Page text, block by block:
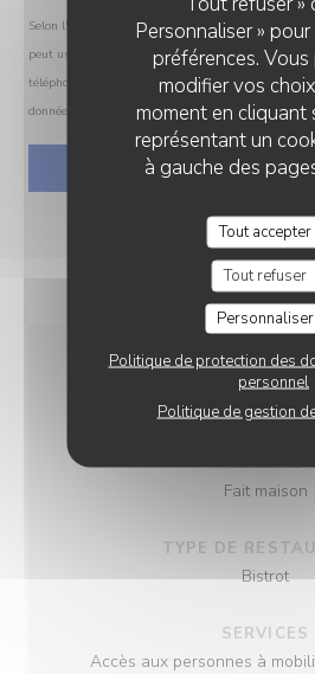
Personnaliser »
préférences.
modifier vos
moment en cliquant
représentant un
à gauche des
Tout accepter
Tout refuser
Personnaliser
Politique de protection des
personnel
Politique de gestion
Selon l'article L.223-2 du code de la
peut user de son droit à s'inscrire sur la liste
téléphonique Bloctel :
bloctel.gouv.fr. Pour plus
données, consultez notrepolitique de confidentialité
INFOS
CUISINE
Fait maison
TYPE DE
Bistrot
SERVICES
Accès aux personnes à